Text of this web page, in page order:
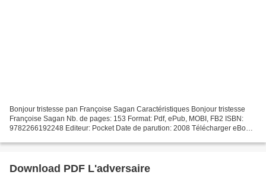
Bonjour tristesse pan Françoise Sagan Caractéristiques Bonjour tristesse
Françoise Sagan Nb. de pages: 153 Format: Pdf, ePub, MOBI, FB2 ISBN:
9782266192248 Editeur: Pocket Date de parution: 2008 Télécharger eBook
Download PDF L'adversaire